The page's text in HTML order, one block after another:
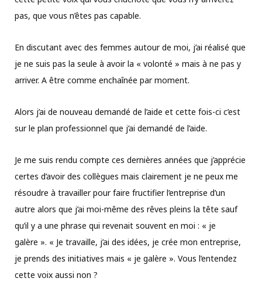
pas, que vous n’êtes pas capable.
En discutant avec des femmes autour de moi, j’ai réalisé que
je ne suis pas la seule à avoir la « volonté » mais à ne pas y
arriver. A être comme enchaînée par moment.
Alors j’ai de nouveau demandé de l’aide et cette fois-ci c’est
sur le plan professionnel que j’ai demandé de l’aide.
Je me suis rendu compte ces dernières années que j’apprécie
certes d’avoir des collègues mais clairement je ne peux me
résoudre à travailler pour faire fructifier l’entreprise d’un
autre alors que j’ai moi-même des rêves pleins la tête sauf
qu’il y a une phrase qui revenait souvent en moi : « je
galère ». « Je travaille, j’ai des idées, je crée mon entreprise,
je prends des initiatives mais « je galère ». Vous l’entendez
cette voix aussi non ?